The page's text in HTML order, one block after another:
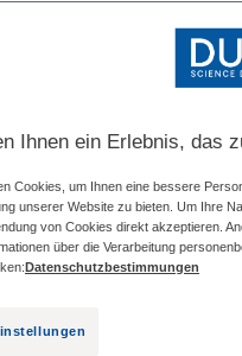
WELCHE
missverstandene
Symptome sichtbar
beruhigt:
Warum passiert
Ihnen ein Erlebnis, das
Cookies, um Ihnen eine bessere
unserer Website zu bieten. Um Ihre
von Cookies direkt akzeptieren.
über die Verarbeitung
Datenschutzbestimmungen